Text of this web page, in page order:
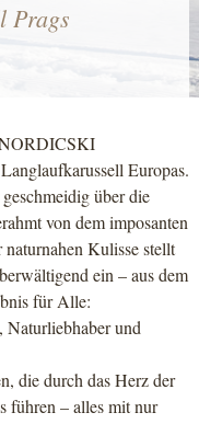
Prags
Europas.
über die
von dem imposanten
Kulisse stellt
ein – aus dem
für Alle:
und
die durch das Herz der
führen – alles mit nur